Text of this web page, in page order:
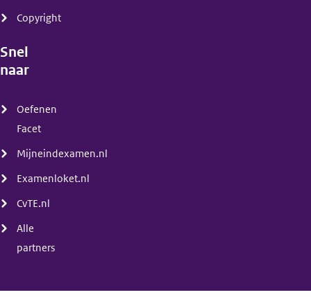
Copyright
Snel
naar
Oefenen
Facet
Mijneindexamen.nl
Examenloket.nl
CvTE.nl
Alle
partners